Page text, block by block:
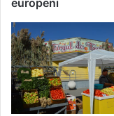
europeni